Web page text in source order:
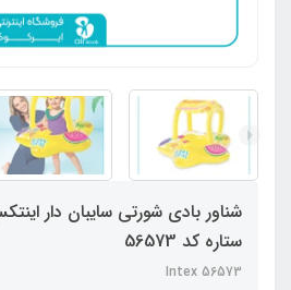
شناور بادی شورتی سایبان دار
ستاره کد 56573
Intex 56573